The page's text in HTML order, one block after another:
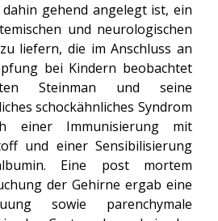
gehend angelegt ist, ein
und neurologischen
liefern, die im Anschluss an
bei Kindern beobachtet
Steinman und seine
schockähnliches Syndrom
einer Immunisierung mit
und einer Sensibilisierung
Eine post mortem
der Gehirne ergab eine
sowie parenchymale